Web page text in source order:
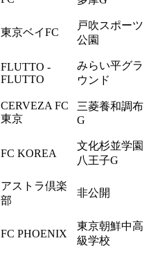
東京ベイFC
戸吹スポーツ
公園
FLUTTO -
FLUTTO
みらい平グラ
ウンド
CERVEZA FC
東京
三菱養和調布
G
FC KOREA
文化杉並学園
八王子G
アストラ倶楽
部
非公開
FC PHOENIX
東京朝鮮中高
級学校